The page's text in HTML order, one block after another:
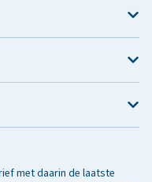
met daarin de laatste